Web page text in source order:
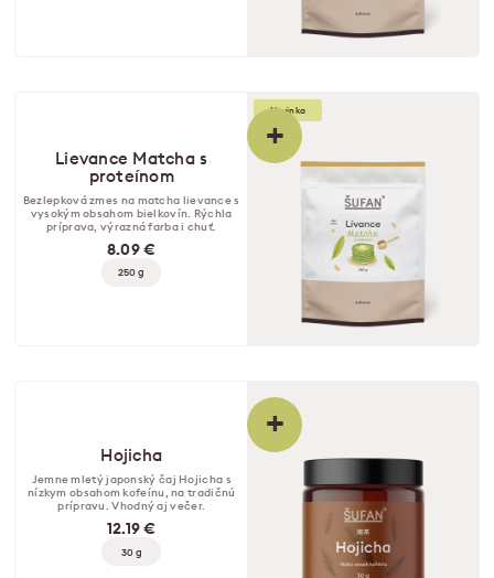
+
Novinka
Lievance Matcha s
proteínom
Bezlepková zmes na matcha lievance s
vysokým obsahom bielkovín. Rýchla
príprava, výrazná farba i chuť.
8.09 €
250 g
+
Hojicha
Jemne mletý japonský čaj Hojicha s
nízkym obsahom kofeínu, na tradičnú
prípravu. Vhodný aj večer.
12.19 €
30 g